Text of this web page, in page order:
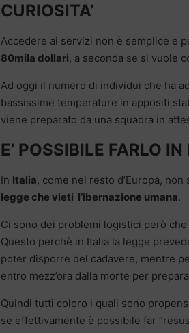
CURIOSITA’
Accedere ai servizi non è semplice e
80mila dollari, a seconda se si vuole
Ad oggi il numero di individui che ha
bassissime temperature in appositi
viene preparato da una squadra in
E’ POSSIBILE FARLO
In Italia, come nel resto d’Europa,
legge che vieti l’ibernazione umana.
Ci sono dei problemi logistici però
Questo perchè in Italia la legge
poter disporre del cadavere, mentre
entro mezz’ora dalla morte per
Quindi tutti coloro i quali sono
se effettivamente è possibile far